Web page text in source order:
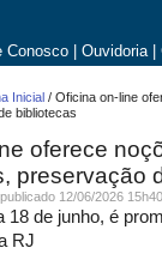
Conosco Ouvidoria
Inicial /Oficina on-line
bibliotecas
oferece
preservação
publicado 12/06/2026
18 de junho, é
RJ